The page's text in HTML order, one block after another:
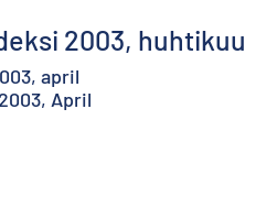
2003, huhtikuu
april
April